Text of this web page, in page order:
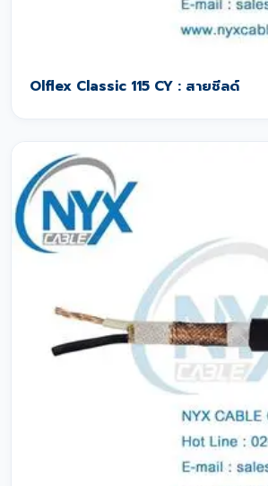
Olflex Classic 115 CY : สายชีลด์